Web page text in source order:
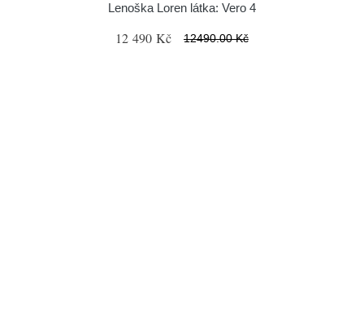
Lenoška Loren látka: Vero 4
12 490 Kč 12490.00 Kč